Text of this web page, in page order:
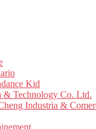
Kid
& Technology Co. Ltd.
Industria &